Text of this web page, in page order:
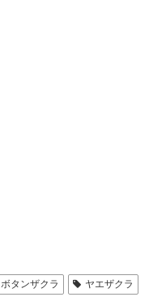
ボタンザクラ
ヤエザクラ